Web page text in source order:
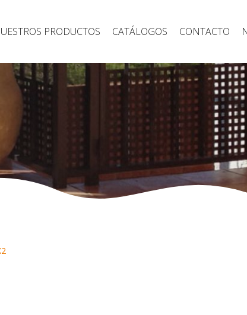
PRODUCTOS CATÁLOGOS CONTACTO